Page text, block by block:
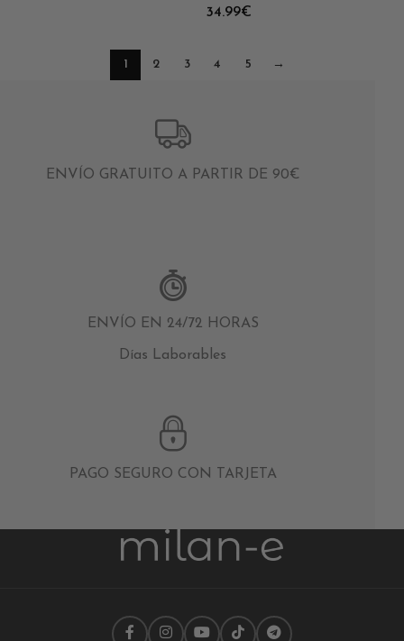
34.99€
1 2 3 4 5 →
ENVÍO GRATUITO A PARTIR DE 90€
ENVÍO EN 24/72 HORAS
Días Laborables
PAGO SEGURO CON TARJETA